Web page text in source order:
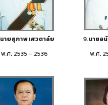
นายสุภาพ เศวตาลัย 9.นายอ
พ.ศ. 2535 - 2536 พ.ศ.